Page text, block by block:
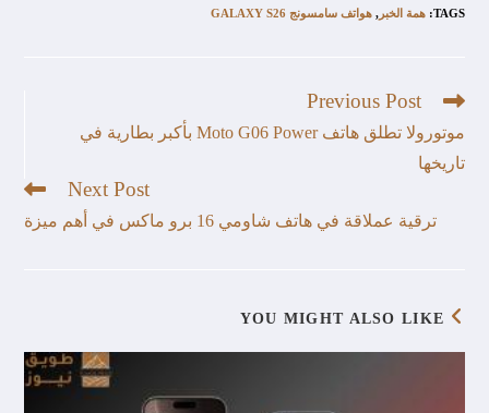
TAGS
:همة الخبر, هواتف سامسونج GALAXY S26
Previous Post
موتورولا تطلق هاتف Moto G06 Power بأكبر بطارية في
تاريخها
Next Post
ترقية عملاقة في هاتف شاومي 16 برو ماكس في أهم ميزة
YOU MIGHT ALSO LIKE